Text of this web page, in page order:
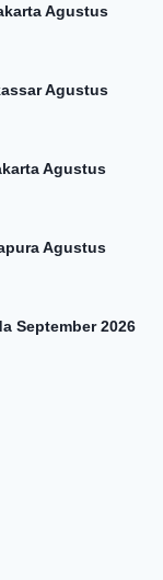
Agustus
Agustus
Agustus
Agustus
September 2026